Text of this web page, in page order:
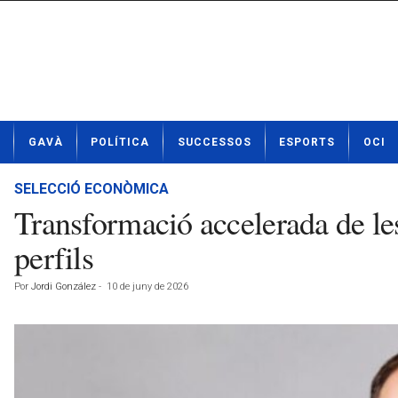
t
GAVÀ POLÍTICA SUCCESSOS ESPORTS OCI
SELECCIÓ ECONÒMICA
Transformació accelerada de
perfils
Por Jordi González - 10 de juny de 2026